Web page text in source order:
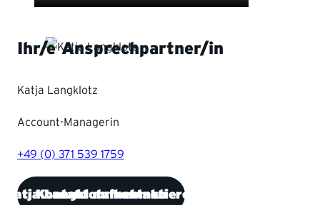
Ihr/e Ansprechpartner/in
Katja Langklotz
Account-Managerin
+49 (0) 371 539 1759
Kontakt aufnehmen
Katja Langklotz kontaktieren